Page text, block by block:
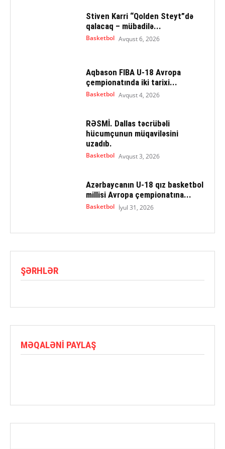
Stiven Karri “Qolden Steyt”də
qalacaq – mübadilə...
Basketbol Avqust 6, 2026
Aqbason FIBA U-18 Avropa
çempionatında iki tarixi...
Basketbol Avqust 4, 2026
RƏSMİ. Dallas təcrübəli
hücumçunun müqaviləsini
uzadıb.
Basketbol Avqust 3, 2026
Azərbaycanın U-18 qız basketbol
millisi Avropa çempionatına...
Basketbol İyul 31, 2026
ŞƏRHLƏR
MƏQALƏNI PAYLAŞ